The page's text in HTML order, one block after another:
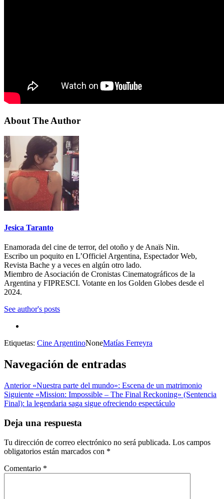
About The Author
Jesica Taranto
Enamorada del cine de terror, del otoño y de Anaïs Nin.
Escribo un poquito en L’Officiel Argentina, Espectador Web,
Revista Bache y a veces en algún otro lado.
Miembro de Asociación de Cronistas Cinematográficos de la
Argentina y FIPRESCI. Votante en los Golden Globes desde el
2024.
See author's posts
Etiquetas: Cine ArgentinoNoneMatías Ferreyra
Navegación de entradas
Anterior«Nuestra parte del mundo»: Escena de un matrimonio
Siguiente «Mission: Impossible – The Final Reckoning» (Sentencia
Final): la legendaria saga sigue ofreciendo espectáculo
Deja una respuesta
Tu dirección de correo electrónico no será publicada. Los campos
obligatorios están marcados con *
Comentario *